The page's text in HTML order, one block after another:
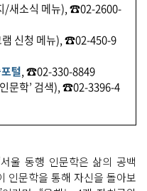
/새소식 메뉴), ☎02-2600-
램 신청 메뉴), ☎02-450-9
털, ☎02-330-8849
문학’ 검색), ☎02-3396-4
울 동행 인문학은 삶의 공백
인문학을 통해 자신을 돌아보